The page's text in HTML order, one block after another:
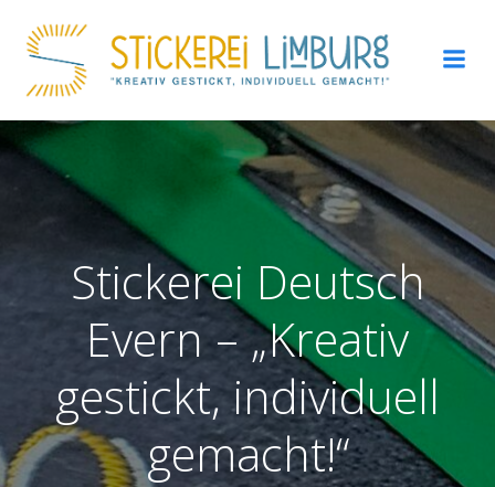
Inhalt
springen
Stickerei Deutsch
Evern – „Kreativ
gestickt, individuell
gemacht!“